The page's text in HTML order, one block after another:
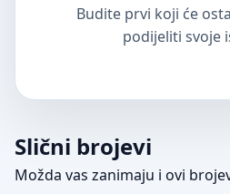
Budite prvi koji će
podijeliti svoje
Slični brojevi
Možda vas zanimaju i ovi